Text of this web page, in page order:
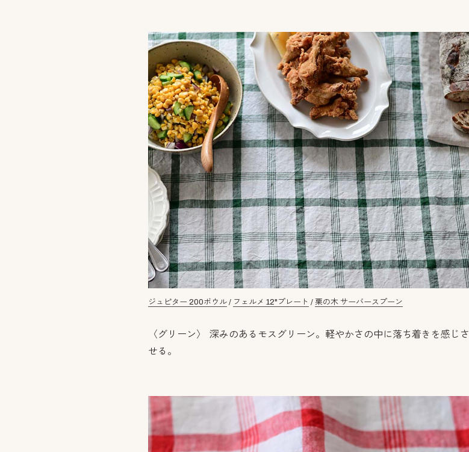
ジュピター 200ボウル / フェルメ 12"プレート /栗の木 サーバースプーン
〈グリーン〉 深みのあるモスグリーン。軽やかさの中に落ち着きを感じさ
せる。